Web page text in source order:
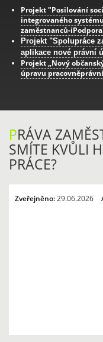
Projekt "Posilování
integrovaného
zaměstnanců-
Projekt "Spolupráce
aplikace nové právní
Projekt „Nový
úpravu
PRÁVA
SMÍTE KVŮLI
PRÁCE?
Zveřejněno:29.06.2026